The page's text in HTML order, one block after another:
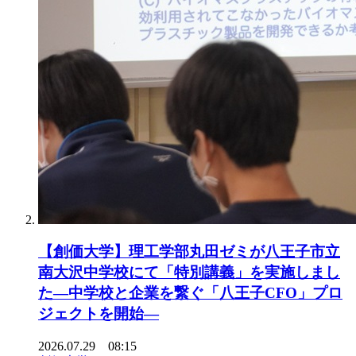
【創価大学】理工学部丸田ゼミが八王子市立
南大沢中学校にて「特別講義」を実施しまし
た―中学校と企業を繋ぐ「八王子CFO」プロ
ジェクトを開始―
2026.07.29 08:15